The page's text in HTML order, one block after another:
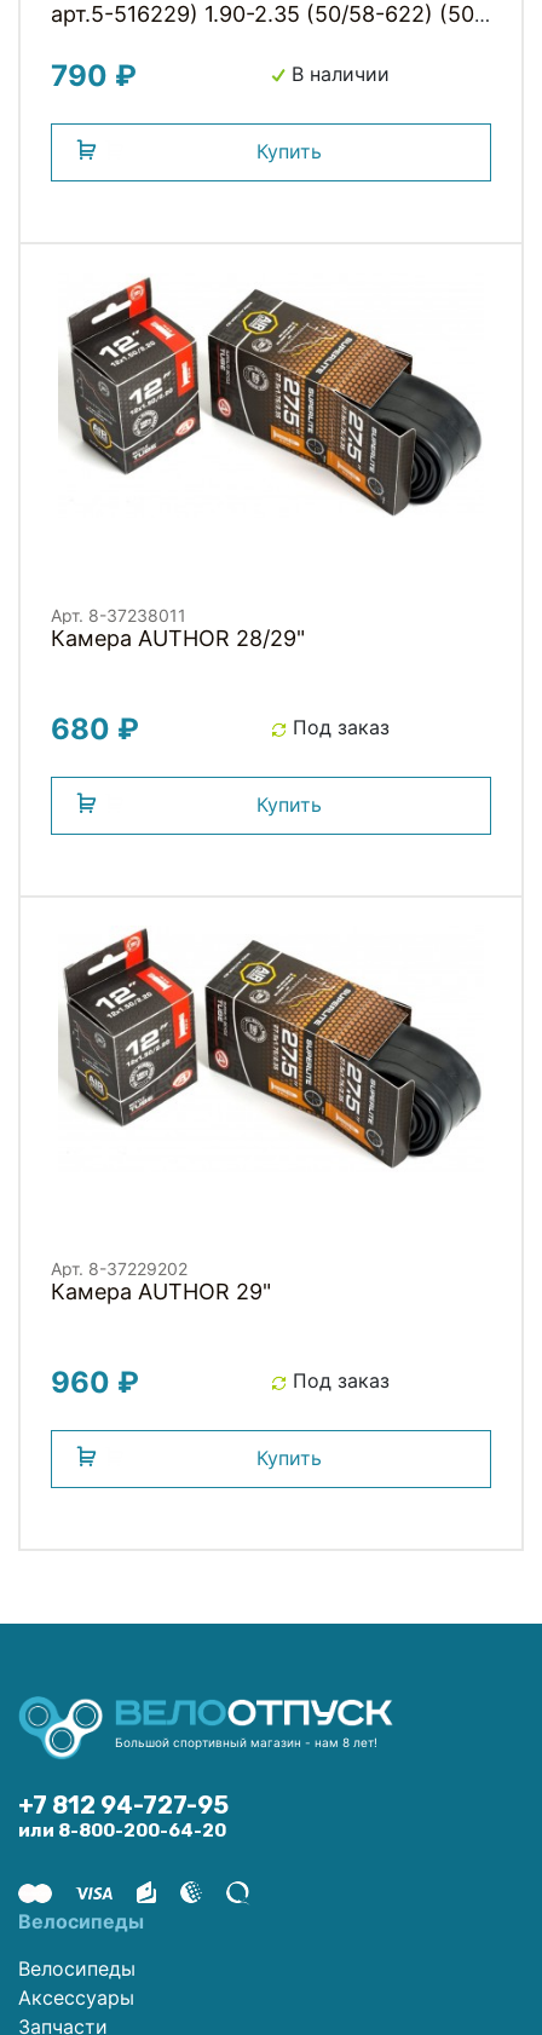
арт.5-516229) 1.90-2.35 (50/58-622) (50)
790 ₽ В наличии
Купить
Арт. 8-37238011
Камера AUTHOR 28/29"
680 ₽ Под заказ
Купить
Арт. 8-37229202
Камера AUTHOR 29"
960 ₽ Под заказ
Купить
Большой спортивный магазин - нам 8 лет!
+7 812 94-727-95
или 8-800-200-64-20
Велосипеды
Велосипеды
Аксессуары
Запчасти